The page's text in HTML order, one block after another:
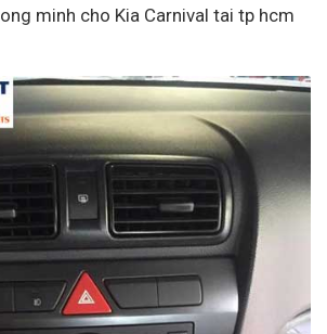
minh cho Kia Carnival tai tp hcm